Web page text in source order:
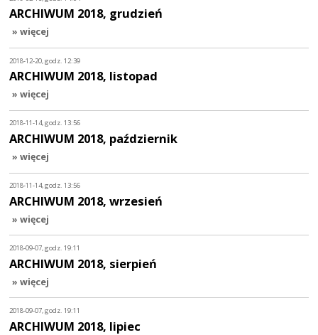
ARCHIWUM 2018, grudzień
» więcej
2018-12-20, godz. 12:39
ARCHIWUM 2018, listopad
» więcej
2018-11-14, godz. 13:56
ARCHIWUM 2018, październik
» więcej
2018-11-14, godz. 13:56
ARCHIWUM 2018, wrzesień
» więcej
2018-09-07, godz. 19:11
ARCHIWUM 2018, sierpień
» więcej
2018-09-07, godz. 19:11
ARCHIWUM 2018, lipiec